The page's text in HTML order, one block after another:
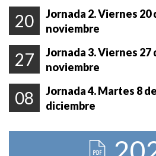
20
Jornada 2. Viernes 20
noviembre
27
Jornada 3. Viernes 27
noviembre
08
Jornada 4. Martes 8 de
diciembre